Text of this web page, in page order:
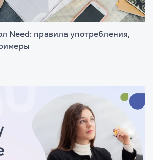
Need: правила употребления,